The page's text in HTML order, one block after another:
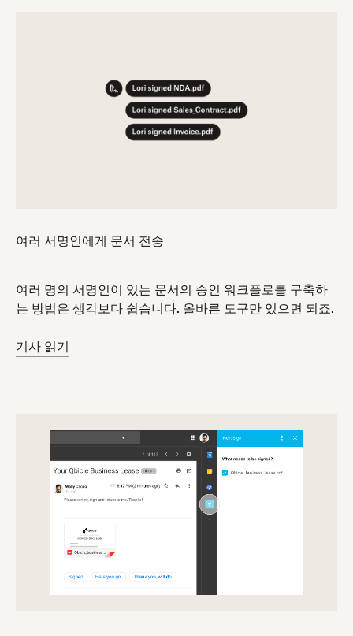
여러 서명인에게 문서 전송
여러 명의 서명인이 있는 문서의 승인 워크플로를 구축하
는 방법은 생각보다 쉽습니다. 올바른 도구만 있으면 되죠.
기사 읽기